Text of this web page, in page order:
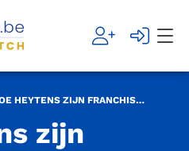
HOE HEYTENS ZIJN FRANCHISENEMERS BEGELEIDT BIJ DE CREATIE VAN EEN PREMIUM SHOWROOM: HET VOORBEELD VAN GERPINNES
zijn